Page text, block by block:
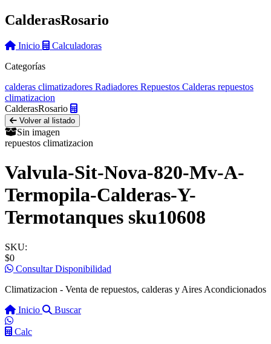
CalderasRosario
Inicio
Calculadoras
Categorías
calderas climatizadores Radiadores Repuestos Calderas repuestos
climatizacion
CalderasRosario
Volver al listado
Sin imagen
repuestos climatizacion
Valvula-Sit-Nova-820-Mv-A-
Termopila-Calderas-Y-
Termotanques sku10608
SKU:
$0
Consultar Disponibilidad
Climatizacion - Venta de repuestos, calderas y Aires Acondicionados
Inicio
Buscar
Calc